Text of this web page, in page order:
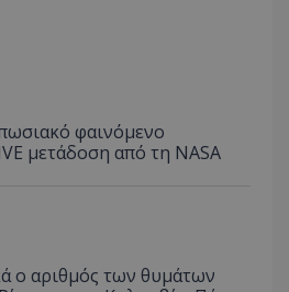
φαινόμενο
μετάδοση από τη NASA
ο αριθμός των θυμάτων